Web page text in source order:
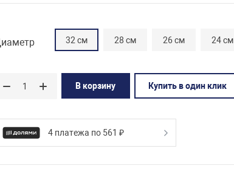
32 см 28 см 26 см 24 см
В корзину Купить в один клик
4 платежа по 561 ₽